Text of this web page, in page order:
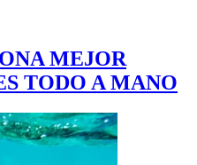
MEJOR
TODO A MANO